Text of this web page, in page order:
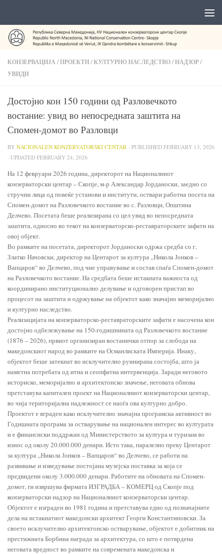
КОНЗЕРВАЦИЈА/ПРОЕКТИ/КУЛТУРНО НАСЛЕДСТВО/НАДЗОР/
УВИДИ
Достојно кон 150 години од Разловечкото
востание: увид во непосредната заштита на
Спомен-домот во Разловци
BY NACIONALEN KONZERVATORSKI CENTAR · PUBLISHED FEBRUARY 13, 2026
· UPDATED FEBRUARY 24, 2026
На 12 февруари 2026 година, директорот на Националниот
конзерваторски центар – Скопје, м-р Александар Јорданоски, заедно со
стручни лица од повеќе установи и институти, оствари работна посета на
Спомен-домот на Разловечкото востание во с. Разловци, Општина
Делчево. Посетата беше реализирана со цел увид во непосредната
заштита, односно во текот на конзерваторско-реставраторските зафати на
овој објект.
Во рамките на посетата, директорот Јорданоски одржа средба со г.
Златко Начовски, директор на Центарот за култура „Никола Јонков –
Вапцаров“ во Делчево, под чие управување и состав спаѓа Спомен-домот
на Разловечкото востание. На средбата беше истакната важноста од
координирано институционално делување и одговорен пристап во
процесот на заштита и одржување на објектот како значајно меморијално
и културно наследство.
Реализацијата на конзерваторско-реставраторските зафати е насочена кон
достојно одбележување на 150-годишнината од Разловечкото востание
(1876 – 2026), првиот организиран востанички отпор за слобода на
македонскиот народ во рамките на Османлиската Империја. Инаку,
објектот беше затекнат во исклучително руинирана состојба, што ја
наметна потребата од итна и сеопфатна интервенција. Заради неговото
историско, меморијално и архитектонско значење, неговата обнова
претставува капитален проект на Националниот конзерваторски центар,
во чија територијална надлежност се наоѓа ова културно добро.
Проектот е вграден како исклучително значајна програмска активност во
Годишната програма за остварување на национален интерес во културата
и е финансиски поддржан од Министерството за култура и туризам во
износ од околу 20.000.000 денари. Исто така, паралелно преку Центарот
за култура „Никола Јонков – Вапцаров“ во Делчево, се работи на
развивање и изведување постојана музејска поставка за која се
предвидени околу 3.000.000 денари. Работите на обновата на Спомен-
домот, ги извршува фирмата ИЗГРАДБА – КОМЕРЦ од Скопје под
конзерваторски надзор на Националниот конзерваторски центар.
Објектот е изграден во 1981 година и претставува едно од позначајните
дела на истакнатиот македонски архитект Георги Константиновски. За
своето исклучително архитектонско остварување, објектот е добитник на
престижната Борбина награда за архитектура, со што е потврдена
неговата вредност во рамките на современата македонска и